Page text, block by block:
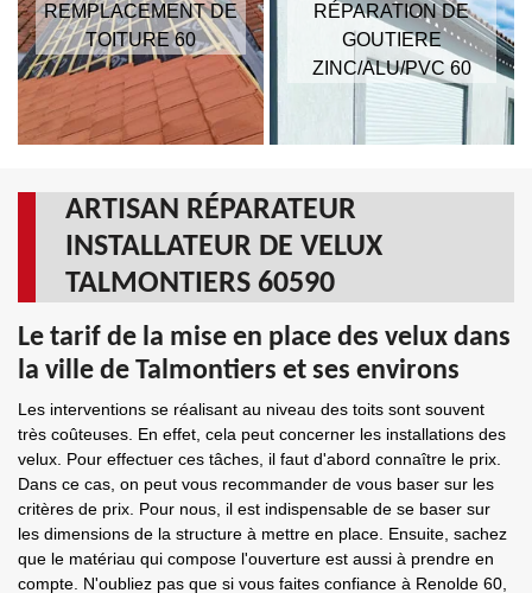
REMPLACEMENT DE
TOITURE 60
RÉPARATION DE
GOUTIERE
ZINC/ALU/PVC 60
ARTISAN RÉPARATEUR
INSTALLATEUR DE VELUX
TALMONTIERS 60590
Le tarif de la mise en place des velux dans
la ville de Talmontiers et ses environs
Les interventions se réalisant au niveau des toits sont souvent
très coûteuses. En effet, cela peut concerner les installations des
velux. Pour effectuer ces tâches, il faut d'abord connaître le prix.
Dans ce cas, on peut vous recommander de vous baser sur les
critères de prix. Pour nous, il est indispensable de se baser sur
les dimensions de la structure à mettre en place. Ensuite, sachez
que le matériau qui compose l'ouverture est aussi à prendre en
compte. N'oubliez pas que si vous faites confiance à Renolde 60,